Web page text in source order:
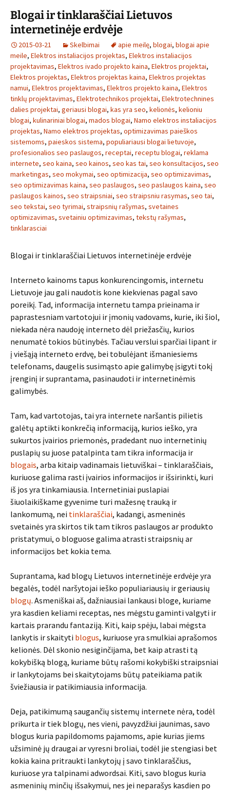
Blogai ir tinklaraščiai Lietuvos
internetinėje erdvėje
2015-03-21 Skelbimai apie meilę, blogai, blogai apie
meile, Elektros instaliacijos projektas, Elektros instaliacijos
projektavimas, Elektros ivado projekto kaina, Elektros projektai,
Elektros projektas, Elektros projektas kaina, Elektros projektas
namui, Elektros projektavimas, Elektros projekto kaina, Elektros
tinklų projektavimas, Elektrotechnikos projektai, Elektrotechnines
dalies projektai, geriausi blogai, kas yra seo, kelionės, kelioniu
blogai, kulinariniai blogai, mados blogai, Namo elektros instaliacijos
projektas, Namo elektros projektas, optimizavimas paieškos
sistemoms, paieskos sistema, populiariausi blogai lietuvoje,
profesionalios seo paslaugos, receptai, receptu blogai, reklama
internete, seo kaina, seo kainos, seo kas tai, seo konsultacijos, seo
marketingas, seo mokymai, seo optimizacija, seo optimizavimas,
seo optimizavimas kaina, seo paslaugos, seo paslaugos kaina, seo
paslaugos kainos, seo straipsniai, seo straipsniu rasymas, seo tai,
seo tekstai, seo tyrimai, straipsnių rašymas, svetaines
optimizavimas, svetainiu optimizavimas, tekstų rašymas,
tinklarasciai
Blogai ir tinklaraščiai Lietuvos internetinėje erdvėje
Interneto kainoms tapus konkurencingomis, internetu
Lietuvoje jau gali naudotis kone kiekvienas pagal savo
poreikį. Tad, informacija internetu tampa prieinama ir
paprastesniam vartotojui ir įmonių vadovams, kurie, iki šiol,
niekada nėra naudoję interneto dėl priežasčių, kurios
nenumatė tokios būtinybės. Tačiau verslui sparčiai lipant ir
į viešąją interneto erdvę, bei tobulėjant išmaniesiems
telefonams, daugelis susimąsto apie galimybę įsigyti tokį
įrenginį ir suprantama, pasinaudoti ir internetinėmis
galimybės.
Tam, kad vartotojas, tai yra internete naršantis pilietis
galėtų aptikti konkrečią informaciją, kurios ieško, yra
sukurtos įvairios priemonės, pradedant nuo internetinių
puslapių su juose patalpinta tam tikra informacija ir
blogais, arba kitaip vadinamais lietuviškai – tinklaraščiais,
kuriuose galima rasti įvairios informacijos ir išsirinkti, kuri
iš jos yra tinkamiausia. Internetiniai puslapiai
šiuolaikiškame gyvenime turi mažesnę trauką ir
lankomumą, nei tinklaraščiai, kadangi, asmeninės
svetainės yra skirtos tik tam tikros paslaugos ar produkto
pristatymui, o bloguose galima atrasti straipsnių ar
informacijos bet kokia tema.
Suprantama, kad blogų Lietuvos internetinėje erdvėje yra
begalės, todėl naršytojai ieško populiariausių ir geriausių
blogų. Asmeniškai aš, dažniausiai lankausi bloge, kuriame
yra kasdien keliami receptas, nes mėgstu gaminti valgyti ir
kartais prarandu fantaziją. Kiti, kaip spėju, labai mėgsta
lankytis ir skaityti blogus, kuriuose yra smulkiai aprašomos
kelionės. Dėl skonio nesiginčijama, bet kaip atrasti tą
kokybišką blogą, kuriame būtų rašomi kokybiški straipsniai
ir lankytojams bei skaitytojams būtų pateikiama patik
šviežiausia ir patikimiausia informacija.
Deja, patikimumą saugančių sistemų internete nėra, todėl
prikurta ir tiek blogų, nes vieni, pavyzdžiui jaunimas, savo
blogus kuria papildomoms pajamoms, apie kurias jiems
užsiminė jų draugai ar vyresni broliai, todėl jie stengiasi bet
kokia kaina pritraukti lankytojų į savo tinklaraščius,
kuriuose yra talpinami adwordsai. Kiti, savo blogus kuria
asmeninių minčių išsakymui, nes jei neparašys kasdien po